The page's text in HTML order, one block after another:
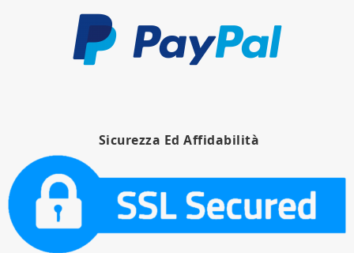
Sicurezza Ed Affidabilità